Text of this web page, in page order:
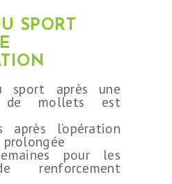
SPORT
sport après une
de mollets est
l’opération
prolongée
pour les
renforcement